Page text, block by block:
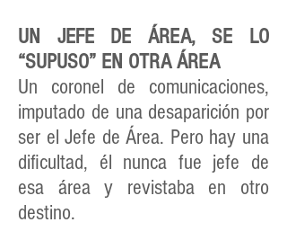
UN JEFE DE ÁREA, SE LO
“SUPUSO” EN OTRA ÁREA
Un coronel de comunicaciones,
imputado de una desaparición por
ser el Jefe de Área. Pero hay una
dificultad, él nunca fue jefe de
esa área y revistaba en otro
destino.